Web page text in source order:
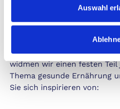
Auswahl
Experten, die wissen, wo es
Gesunde Ernährung und
Ihr Wohlbefinden liegt uns
widmen wir einen festen Teil
Thema gesunde Ernährung
Sie sich inspirieren von: